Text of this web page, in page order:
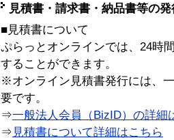
見積書・請求書・納品書等の
■見積書について
ぷらっとオンラインでは、24時
することができます。
※オンライン見積書発行には、
要です。
⇒一般法人会員（BizID）の詳細
⇒ 見積書について詳細はこちら